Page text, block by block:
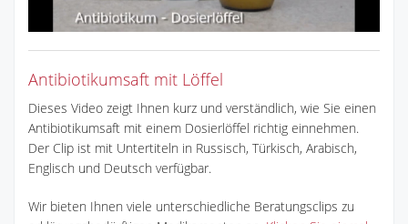
Antibiotikumsaft mit Löffel
Dieses Video zeigt Ihnen kurz und verständlich, wie Sie einen
Antibiotikumsaft mit einem Dosierlöffel richtig einnehmen.
Der Clip ist mit Untertiteln in Russisch, Türkisch, Arabisch,
Englisch und Deutsch verfügbar.
Wir bieten Ihnen viele unterschiedliche Beratungsclips zu